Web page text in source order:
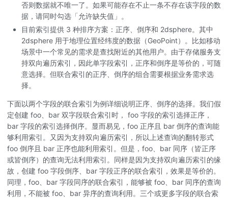
否则数据就不唯一了。如果可能存在不止一条不存在该字段的数
据，请同时勾选「允许缺失值」。
目前索引提供 3 种排序方案：正序、倒序和 2dsphere。其中
2dsphere 用于地理位置经纬度的数据（GeoPoint）。比如移动
场景中一个常见的需求是查找附近的其他用户。由于存储服务支
持双向遍历索引，因此单字段索引，正序和倒序是等价的，可随
意选择。但联合索引的正序、倒序的组合需要根据业务需求选
择。
下面以两个字段的联合索引为例详细说明正序、倒序的选择。我们假
定创建 foo、bar 双字段联合索引时， foo 字段的索引选择正序，
bar 字段的索引选择倒序。显而易见，foo 正序且 bar 倒序的查询能
够利用索引。又因为支持双向遍历索引，所以上述查询的翻转形式
foo 倒序且 bar 正序也能利用索引。但是，foo、bar 同序（皆正序
或皆倒序）的查询无法利用索引。同样是因为支持双向遍历索引的缘
故，创建 foo 字段倒序、bar 字段正序的联合索引，效果是等价的。
同理，foo、bar 字段同序的联合索引，能够被 foo、bar 同序的查询
利用，不能被 foo、bar 异序的查询利用。三个或更多字段的联合索